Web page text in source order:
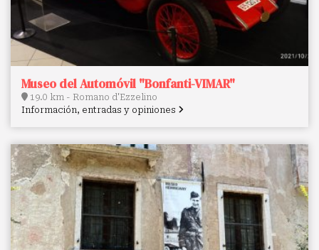
Museo del Automóvil "Bonfanti-VIMAR"
19.0 km - Romano d'Ezzelino
Información, entradas y opiniones